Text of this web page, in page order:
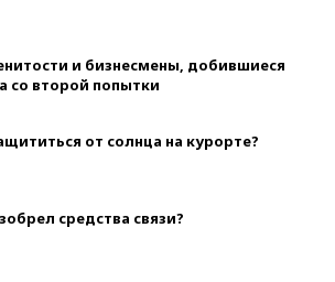
и бизнесмены, добившиеся
со второй попытки
от солнца на курорте?
средства связи?